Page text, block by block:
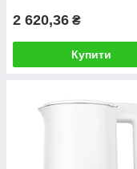
2 620,36 ₴
Купити